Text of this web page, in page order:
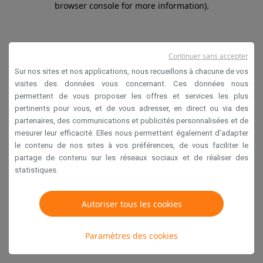
browser console for more information).
Sur nos sites et nos applications, nous recueillons à chacune de vos
visites des données vous concernant. Ces données nous
permettent de vous proposer les offres et services les plus
pertinents pour vous, et de vous adresser, en direct ou via des
partenaires, des communications et publicités personnalisées et de
mesurer leur efficacité. Elles nous permettent également d’adapter
le contenu de nos sites à vos préférences, de vous faciliter le
partage de contenu sur les réseaux sociaux et de réaliser des
statistiques.
Autoriser tous les cookies
Paramètres des cookies
Continuer sans accepter